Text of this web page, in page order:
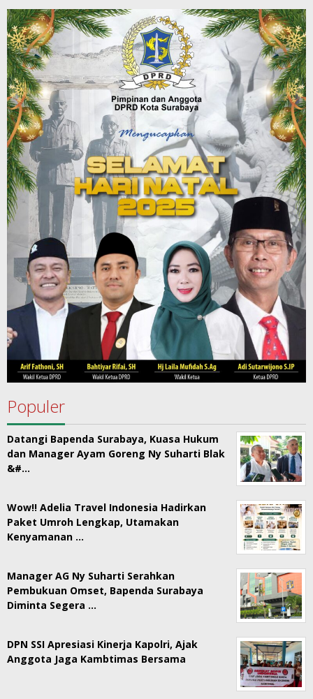
Populer
Datangi Bapenda Surabaya, Kuasa Hukum
dan Manager Ayam Goreng Ny Suharti Blak
&#…
Wow!! Adelia Travel Indonesia Hadirkan
Paket Umroh Lengkap, Utamakan
Kenyamanan …
Manager AG Ny Suharti Serahkan
Pembukuan Omset, Bapenda Surabaya
Diminta Segera …
DPN SSI Apresiasi Kinerja Kapolri, Ajak
Anggota Jaga Kambtimas Bersama